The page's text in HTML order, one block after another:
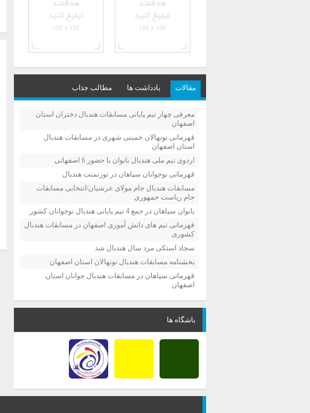
مقالات یادداشت ها مطالب جذاب
معرفی چهار تیم پایانی مسابقات هندبال دختران استان
اصفهان
قهرمانی نونهالان خمینی شهری در مسابقات هندبال
استان اصفهان
اردوی تیم ملی هندبال بانوان با حضور 6 اصفهانی
قهرمانی نوجوانان سپاهان در تورنمنت هندبال
مسابقات هندبال جام مولای عرشیان/انتخابی مسابقات
جام ریاست جمهوری
بانوان سپاهان در جمع 4 تیم پایانی هندبال نوجوانان کشور
قهرمانی تیم های دانش آموزی اصفهان در مسابقات هندبال
کشوری
سجاد استکی مرد سال هندبال شد
بخشنامه مسابقات هندبال نونهالان استان اصفهان
قهرمانی سپاهان در مسابقات هندبال جوانان استان
اصفهان
باشگاه ها